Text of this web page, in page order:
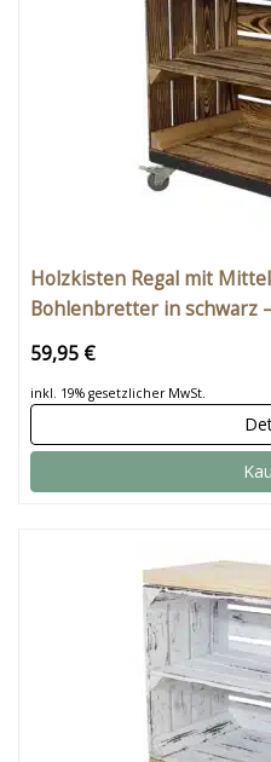
Holzkisten Regal mit
Bohlenbretter in schwarz
59,95 €
inkl. 19% gesetzlicher MwSt.